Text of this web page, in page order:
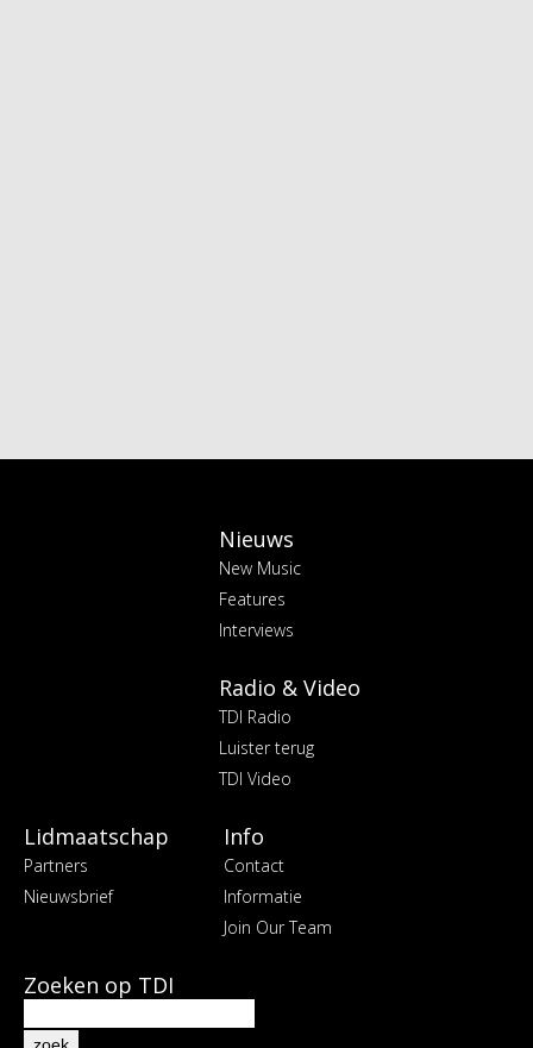
Nieuws
New Music
Features
Interviews
Radio & Video
TDI Radio
Luister terug
TDI Video
Lidmaatschap
Partners
Nieuwsbrief
Info
Contact
Informatie
Join Our Team
Zoeken op TDI